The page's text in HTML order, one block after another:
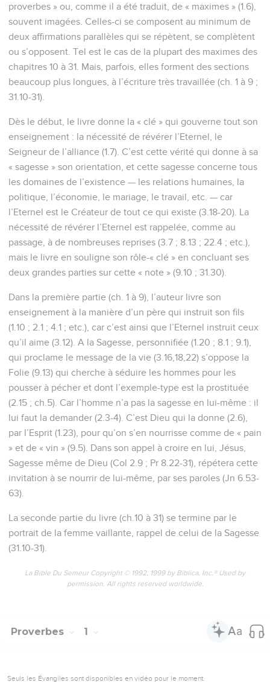
proverbes » ou, comme il a été traduit, de « maximes » (1.6),
souvent imagées. Celles-ci se composent au minimum de
deux affirmations parallèles qui se répètent, se complètent
ou s’opposent. Tel est le cas de la plupart des maximes des
chapitres 10 à 31. Mais, parfois, elles forment des sections
beaucoup plus longues, à l’écriture très travaillée (ch. 1 à 9 ;
31.10-31).
Dès le début, le livre donne la « clé » qui gouverne tout son
enseignement : la nécessité de révérer l’Eternel, le
Seigneur de l’alliance (1.7). C’est cette vérité qui donne à sa
« sagesse » son orientation, et cette sagesse concerne tous
les domaines de l’existence — les relations humaines, la
politique, l’économie, le mariage, le travail, etc. — car
l’Eternel est le Créateur de tout ce qui existe (3.18-20). La
nécessité de révérer l’Eternel est rappelée, comme au
passage, à de nombreuses reprises (3.7 ; 8.13 ; 22.4 ; etc.),
mais le livre en souligne son rôle-« clé » en concluant ses
deux grandes parties sur cette « note » (9.10 ; 31.30).
Dans la première partie (ch. 1 à 9), l’auteur livre son
enseignement à la manière d’un père qui instruit son fils
(1.10 ; 2.1 ; 4.1 ; etc.), car c’est ainsi que l’Eternel instruit ceux
qu’il aime (3.12). A la Sagesse, personnifiée (1.20 ; 8.1 ; 9.1),
qui proclame le message de la vie (3.16,18,22) s’oppose la
Folie (9.13) qui cherche à séduire les hommes pour les
pousser à pécher et dont l’exemple-type est la prostituée
(2.15 ; ch.5). Car l’homme n’a pas la sagesse en lui-même : il
lui faut la demander (2.3-4). C’est Dieu qui la donne (2.6),
par l’Esprit (1.23), pour qu’on s’en nourrisse comme de « pain
» et de « vin » (9.5). Dans son appel à croire en lui, Jésus,
Sagesse même de Dieu (Col 2.9 ; Pr 8.22-31), répétera cette
invitation à se nourrir de lui-même, par ses paroles (Jn 6.53-
63).
La seconde partie du livre (ch.10 à 31) se termine par le
portrait de la femme vaillante, rappel de celui de la Sagesse
(31.10-31).
La Bible Du Semeur Copyright © 1992, 1999 by Biblica, Inc.® Used by
permission. All rights reserved worldwide.
Proverbes 1
Seuls les Évangiles sont disponibles en vidéo pour le moment.